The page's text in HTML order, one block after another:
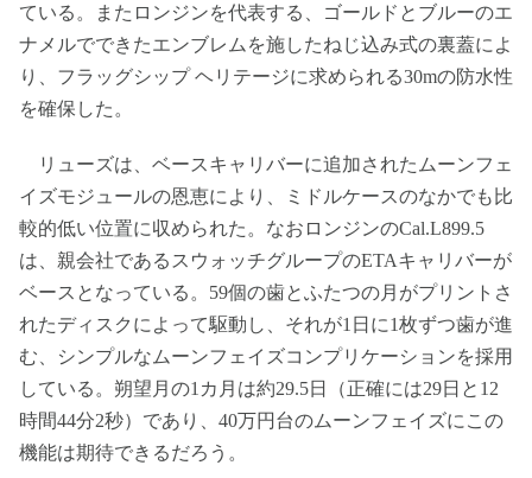
ている。またロンジンを代表する、ゴールドとブルーのエ
ナメルでできたエンブレムを施したねじ込み式の裏蓋によ
り、フラッグシップ ヘリテージに求められる30mの防水性
を確保した。
リューズは、ベースキャリバーに追加されたムーンフェ
イズモジュールの恩恵により、ミドルケースのなかでも比
較的低い位置に収められた。なおロンジンのCal.L899.5
は、親会社であるスウォッチグループのETAキャリバーが
ベースとなっている。59個の歯とふたつの月がプリントさ
れたディスクによって駆動し、それが1日に1枚ずつ歯が進
む、シンプルなムーンフェイズコンプリケーションを採用
している。朔望月の1カ月は約29.5日（正確には29日と12
時間44分2秒）であり、40万円台のムーンフェイズにこの
機能は期待できるだろう。